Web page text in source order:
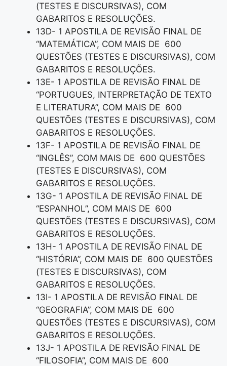
(TESTES E DISCURSIVAS), COM
GABARITOS E RESOLUÇÕES.
13D- 1 APOSTILA DE REVISÃO FINAL DE
“MATEMÁTICA”, COM MAIS DE 600
QUESTÕES (TESTES E DISCURSIVAS), COM
GABARITOS E RESOLUÇÕES.
13E- 1 APOSTILA DE REVISÃO FINAL DE
“PORTUGUES, INTERPRETAÇÃO DE TEXTO
E LITERATURA”, COM MAIS DE 600
QUESTÕES (TESTES E DISCURSIVAS), COM
GABARITOS E RESOLUÇÕES.
13F- 1 APOSTILA DE REVISÃO FINAL DE
“INGLÊS”, COM MAIS DE 600 QUESTÕES
(TESTES E DISCURSIVAS), COM
GABARITOS E RESOLUÇÕES.
13G- 1 APOSTILA DE REVISÃO FINAL DE
“ESPANHOL”, COM MAIS DE 600
QUESTÕES (TESTES E DISCURSIVAS), COM
GABARITOS E RESOLUÇÕES.
13H- 1 APOSTILA DE REVISÃO FINAL DE
“HISTÓRIA”, COM MAIS DE 600 QUESTÕES
(TESTES E DISCURSIVAS), COM
GABARITOS E RESOLUÇÕES.
13I- 1 APOSTILA DE REVISÃO FINAL DE
“GEOGRAFIA”, COM MAIS DE 600
QUESTÕES (TESTES E DISCURSIVAS), COM
GABARITOS E RESOLUÇÕES.
13J- 1 APOSTILA DE REVISÃO FINAL DE
“FILOSOFIA”, COM MAIS DE 600